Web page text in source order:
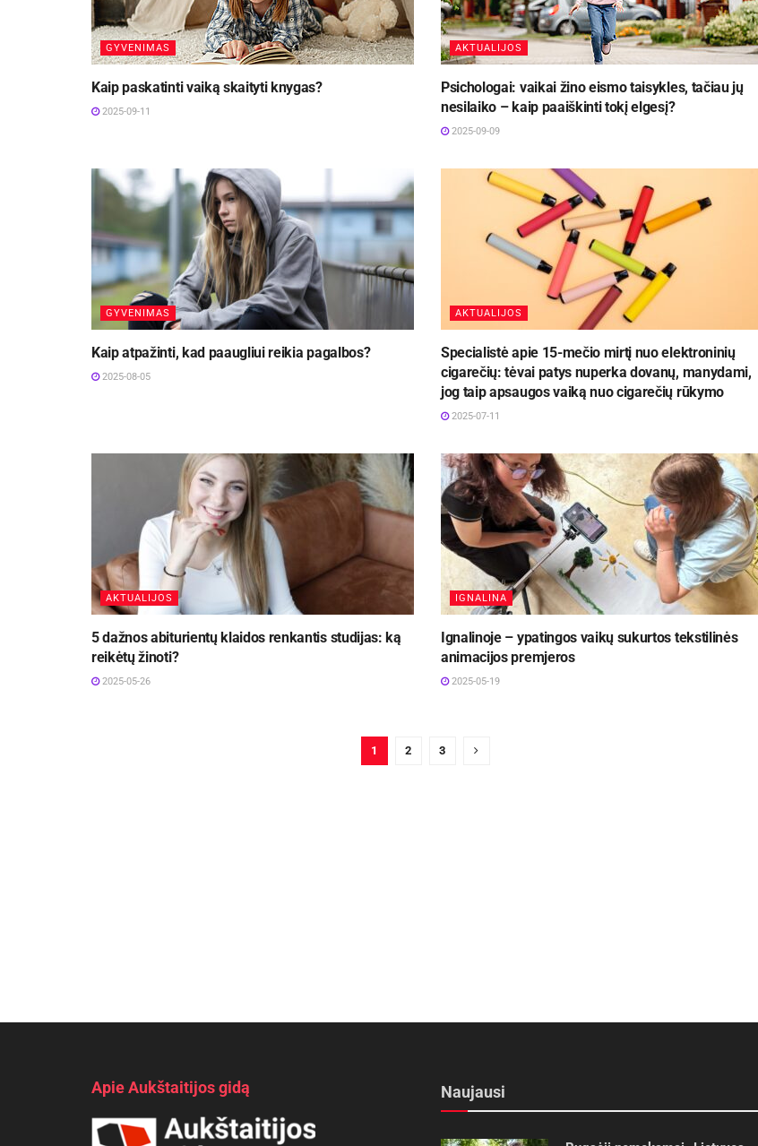
GYVENIMAS
Kaip paskatinti vaiką skaityti knygas?
2025-09-11
AKTUALIJOS
Psichologai: vaikai žino eismo taisykles, tačiau jų
nesilaiko – kaip paaiškinti tokį elgesį?
2025-09-09
GYVENIMAS
Kaip atpažinti, kad paaugliui reikia pagalbos?
2025-08-05
AKTUALIJOS
Specialistė apie 15-mečio mirtį nuo elektroninių
cigarečių: tėvai patys nuperka dovanų, manydami,
jog taip apsaugos vaiką nuo cigarečių rūkymo
2025-07-11
AKTUALIJOS
5 dažnos abiturientų klaidos renkantis studijas: ką
reikėtų žinoti?
2025-05-26
IGNALINA
Ignalinoje – ypatingos vaikų sukurtos tekstilinės
animacijos premjeros
2025-05-19
1 2 3
Apie Aukštaitijos gidą Naujausi